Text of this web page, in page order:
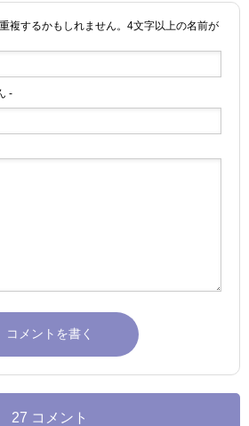
複するかもしれません。4文字以上の名前が
-
27 コメント